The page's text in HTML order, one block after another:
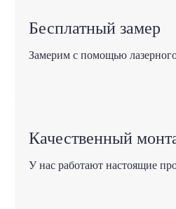
Бесплатный замер
Замерим с помощью
Качественный
У нас работают настоящие